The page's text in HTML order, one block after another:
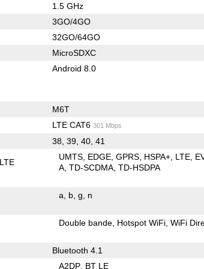
1.5 GHz
3GO/4GO
32GO/64GO
MicroSDXC
Android 8.0
M6T
LTE CAT6 301 Mbps
38, 39, 40, 41
LTE
UMTS EDGE GPRS HSPA+ LTE
A TD-SCDMA TD-HSDPA
a b g n
Double bande Hotspot WiFi WiFi
Bluetooth 4.1
A2DP BT LE